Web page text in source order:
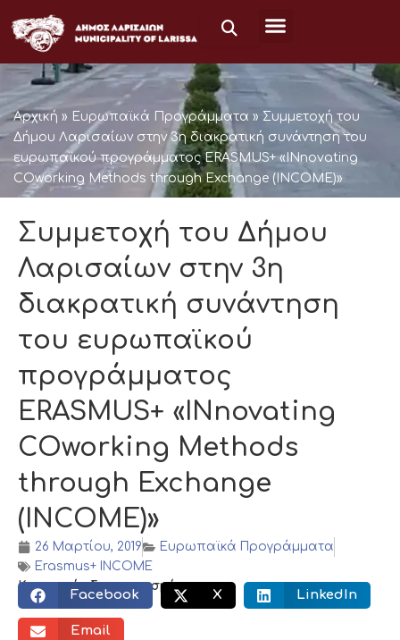
στο
περιεχόμενο
Αρχική » Ευρωπαϊκά Προγράμματα » Συμμετοχή του
Δήμου Λαρισαίων στην 3η διακρατική συνάντηση τoυ
ευρωπαϊκού προγράμματος ERASMUS+ «INnovating
COworking Methods through Exchange (INCOME)»
Συμμετοχή του Δήμου
Λαρισαίων στην 3η
διακρατική συνάντηση
τoυ ευρωπαϊκού
προγράμματος
ERASMUS+ «INnovating
COworking Methods
through Exchange
(INCOME)»
26 Μαρτίου, 2019
Ευρωπαϊκά Προγράμματα
Erasmus+ INCOME
Κοινωνικός διαμοιρασμός:
Facebook X LinkedIn
Email